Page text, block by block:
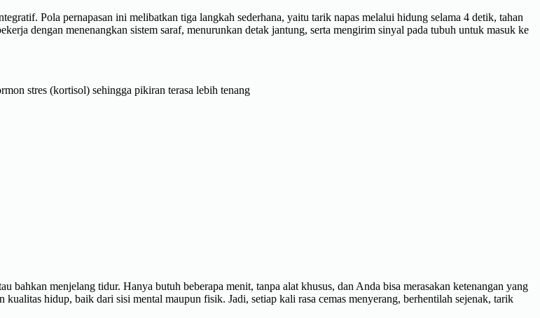
Pola pernapasan ini melibatkan tiga langkah sederhana, yaitu tarik napas melalui hidung selama 4 detik, tahan
dengan menenangkan sistem saraf, menurunkan detak jantung, serta mengirim sinyal pada tubuh untuk masuk ke
stres (kortisol) sehingga pikiran terasa lebih tenang
bahkan menjelang tidur. Hanya butuh beberapa menit, tanpa alat khusus, dan Anda bisa merasakan ketenangan yang
hidup, baik dari sisi mental maupun fisik. Jadi, setiap kali rasa cemas menyerang, berhentilah sejenak, tarik